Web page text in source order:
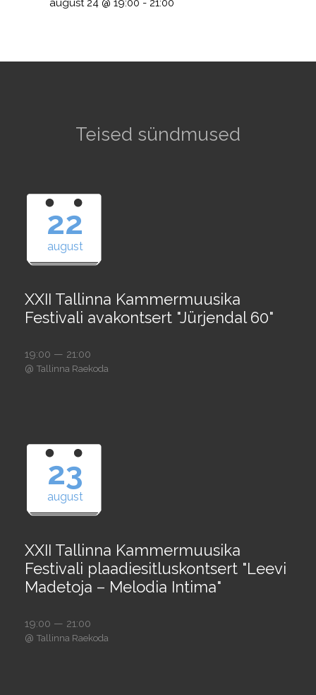
august 24 @ 19:00 - 21:00
Teised sündmused
22
august
XXII Tallinna Kammermuusika
Festivali avakontsert "Jürjendal 60"
19:00 — 21:00
@ Tallinna Raekoda
23
august
XXII Tallinna Kammermuusika
Festivali plaadiesitluskontsert "Leevi
Madetoja – Melodia Intima"
19:00 — 21:00
@ Tallinna Raekoda